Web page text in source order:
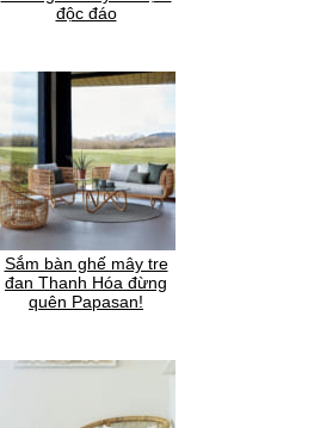
độc đáo
Sắm bàn ghế mây tre
đan Thanh Hóa đừng
quên Papasan!